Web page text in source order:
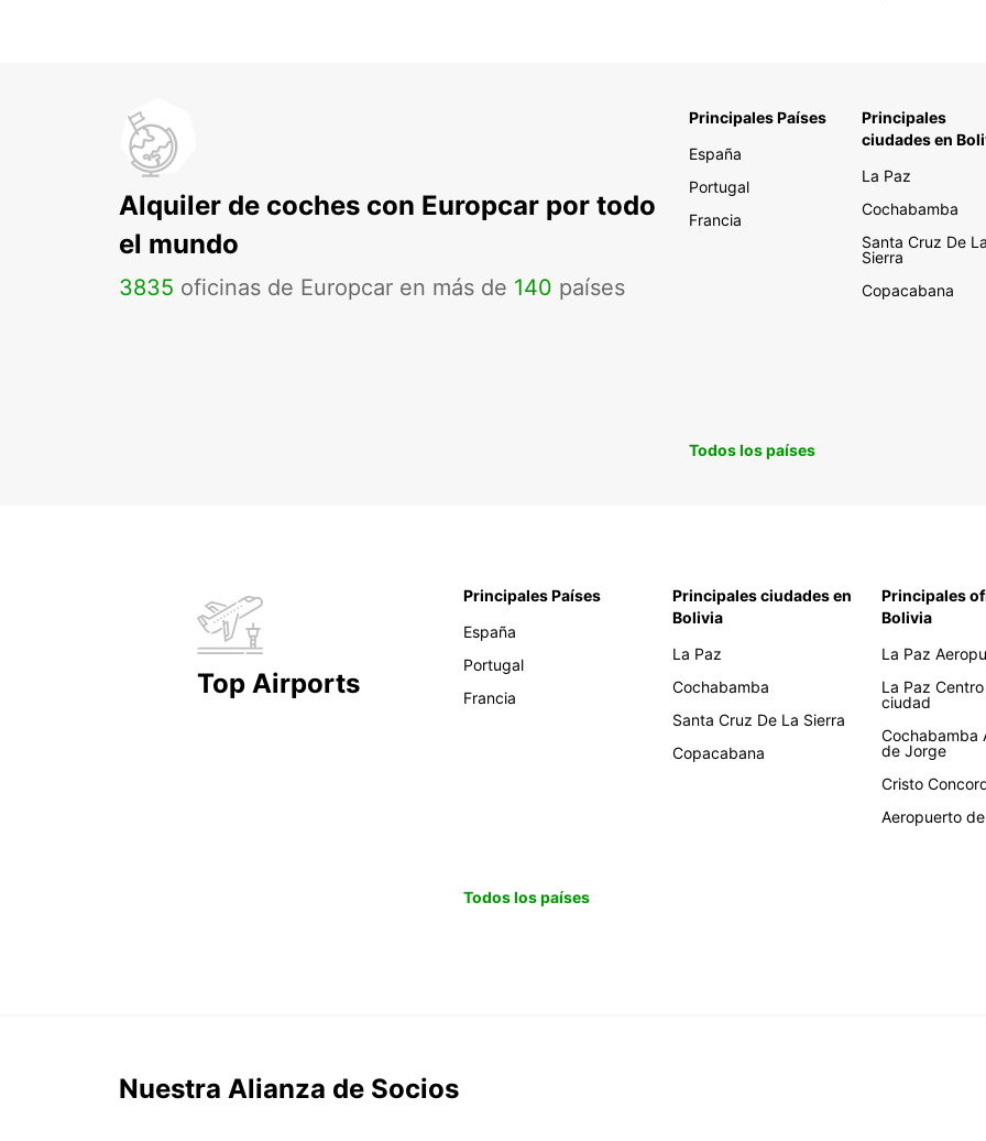
Alquiler de coches con Europcar por todo
el mundo
3835 oficinas de Europcar en más de 140 países
Principales Países
España
Portugal
Francia
Principales
ciudades en
La Paz
Cochabamba
Santa Cruz De La
Sierra
Copacabana
Todos los países
Top Airports
Principales Países
España
Portugal
Francia
Principales ciudades en
Bolivia
La Paz
Cochabamba
Santa Cruz De La Sierra
Copacabana
Principales
Bolivia
La Paz
La Paz
ciudad
Cochabamba
de Jorge
Cristo
Aeropuerto
Todos los países
Nuestra Alianza de Socios